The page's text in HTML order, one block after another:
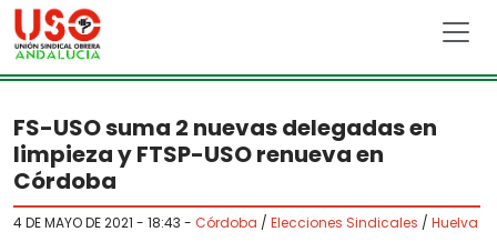
Skip to main content
FS-USO suma 2 nuevas delegadas en
limpieza y FTSP-USO renueva en
Córdoba
4 DE MAYO DE 2021 - 18:43 - Córdoba / Elecciones Sindicales / Huelva